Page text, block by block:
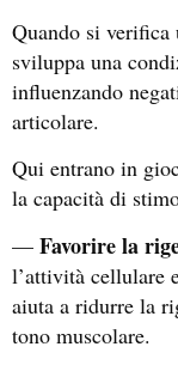
Quando si verifica
sviluppa una
influenzando
articolare.
Qui entrano in
la capacità di
— Favorire la
l’attività cellulare
aiuta a ridurre la
tono muscolare.